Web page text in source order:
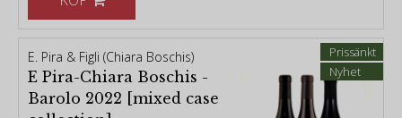
Prissänkt
Nyhet
E. Pira & Figli (Chiara Boschis)
E Pira-Chiara Boschis -
Barolo 2022 [mixed case